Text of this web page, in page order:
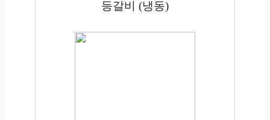
등갈비 (냉동)